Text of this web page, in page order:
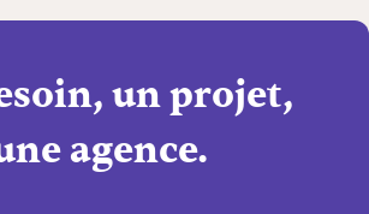
un projet,
agence.